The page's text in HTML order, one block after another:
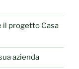
il progetto Casa
azienda